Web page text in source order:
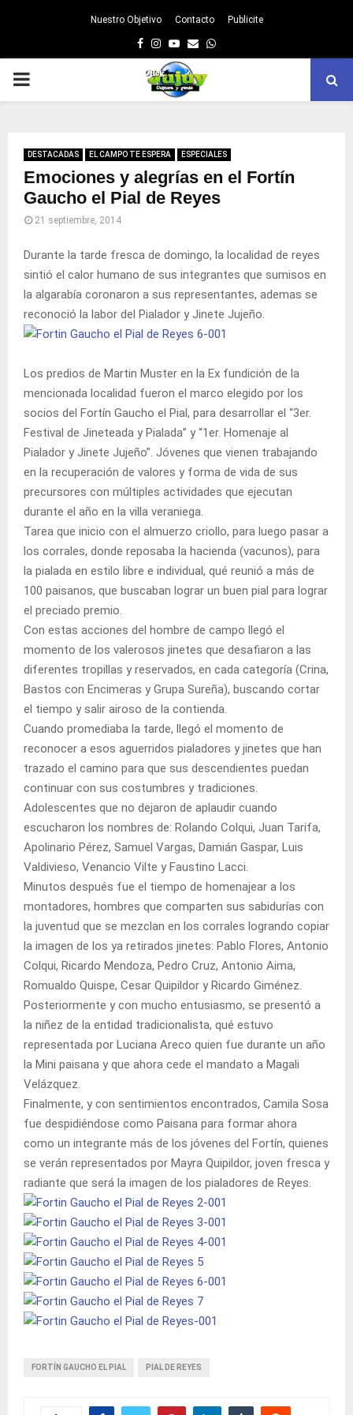
Nuestro Objetivo Contacto Publicite
Facebook
Instagram
Youtube
EmailWhatsapp
PRIMARY
DESTACADAS EL CAMPO TE ESPERA ESPECIALES
Emociones y alegrías en el Fortín
Gaucho el Pial de Reyes
21 septiembre, 2014
Durante la tarde fresca de domingo, la localidad de reyes
sintió el calor humano de sus integrantes que sumisos en
la algarabía coronaron a sus representantes, ademas se
reconoció la labor del Pialador y Jinete Jujeño.
Los predios de Martin Muster en la Ex fundición de la
mencionada localidad fueron el marco elegido por los
socios del Fortín Gaucho el Pial, para desarrollar el “3er.
Festival de Jineteada y Pialada” y “1er. Homenaje al
Pialador y Jinete Jujeño”. Jóvenes que vienen trabajando
en la recuperación de valores y forma de vida de sus
precursores con múltiples actividades que ejecutan
durante el año en la villa veraniega.
Tarea que inicio con el almuerzo criollo, para luego pasar a
los corrales, donde reposaba la hacienda (vacunos), para
la pialada en estilo libre e individual, qué reunió a más de
100 paisanos, que buscaban lograr un buen pial para lograr
el preciado premio.
Con estas acciones del hombre de campo llegó el
momento de los valerosos jinetes que desafiaron a las
diferentes tropillas y reservados, en cada categoría (Crina,
Bastos con Encimeras y Grupa Sureña), buscando cortar
el tiempo y salir airoso de la contienda.
Cuando promediaba la tarde, llegó el momento de
reconocer a esos aguerridos pialadores y jinetes que han
trazado el camino para que sus descendientes puedan
continuar con sus costumbres y tradiciones.
Adolescentes que no dejaron de aplaudir cuando
escucharon los nombres de: Rolando Colqui, Juan Tarifa,
Apolinario Pérez, Samuel Vargas, Damián Gaspar, Luis
Valdivieso, Venancio Vilte y Faustino Lacci.
Minutos después fue el tiempo de homenajear a los
montadores, hombres que comparten sus sabidurías con
la juventud que se mezclan en los corrales logrando copiar
la imagen de los ya retirados jinetes: Pablo Flores, Antonio
Colqui, Ricardo Mendoza, Pedro Cruz, Antonio Aima,
Romualdo Quispe, Cesar Quipildor y Ricardo Giménez.
Posteriormente y con mucho entusiasmo, se presentó a
la niñez de la entidad tradicionalista, qué estuvo
representada por Luciana Areco quien fue durante un año
la Mini paisana y que ahora cede el mandato a Magali
Velázquez.
Finalmente, y con sentimientos encontrados, Camila Sosa
fue despidiéndose como Paisana para formar ahora
como un integrante más de los jóvenes del Fortín, quienes
se verán representados por Mayra Quipildor, joven fresca y
radiante que será la imagen de los pialadores de Reyes.
FORTÍN GAUCHO EL PIAL PIAL DE REYES